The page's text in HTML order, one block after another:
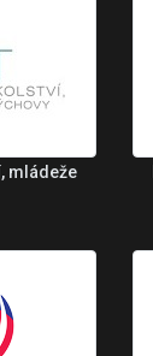
mládeže